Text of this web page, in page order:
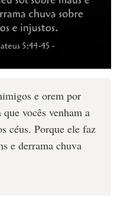
e orem por
vocês venham a
céus. Porque ele faz
e derrama chuva